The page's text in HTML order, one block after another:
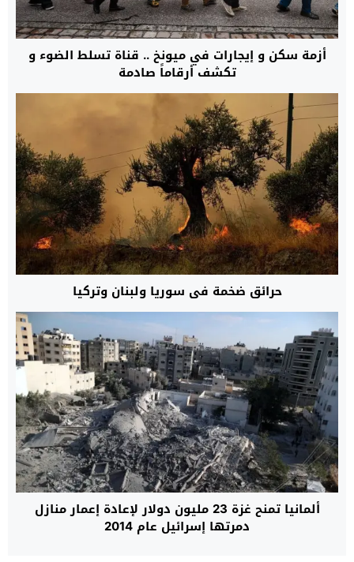
أزمة سكن و إيجارات في ميونخ .. قناة تسلط الضوء و
تكشف أرقاماً صادمة
حرائق ضخمة في سوريا ولبنان وتركيا
ألمانيا تمنح غزة 23 مليون دولار لإعادة إعمار منازل
دمرتها إسرائيل عام 2014